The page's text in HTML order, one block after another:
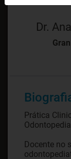
Dr.
Prática
Docente no